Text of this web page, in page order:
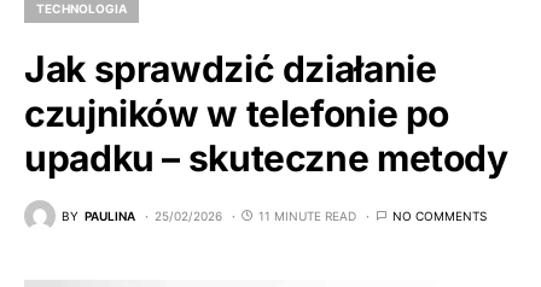
TECHNOLOGIA
Jak sprawdzić działanie
czujników w telefonie po
upadku – skuteczne metody
BY PAULINA 25/02/2026 11 MINUTE READ NO COMMENTS